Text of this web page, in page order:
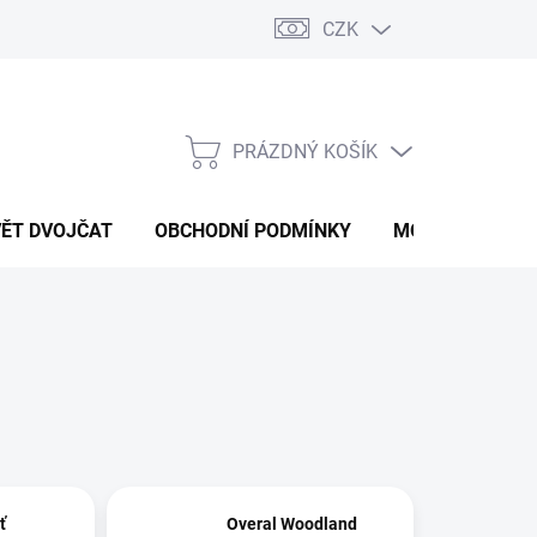
CZK
NÁKUPNÍ
PRÁZDNÝ KOŠÍK
DVOJČAT OBCHODNÍ PODMÍNKY MOJE
Overal Woodland